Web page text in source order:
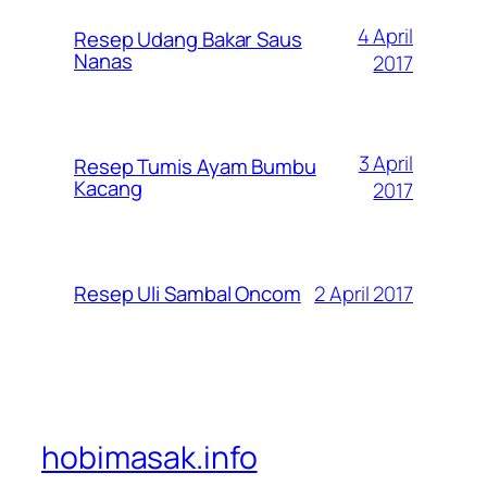
Resep Udang Bakar Saus
Nanas
4 April
2017
Resep Tumis Ayam Bumbu
Kacang
3 April
2017
Resep Uli Sambal Oncom 2 April 2017
hobimasak.info